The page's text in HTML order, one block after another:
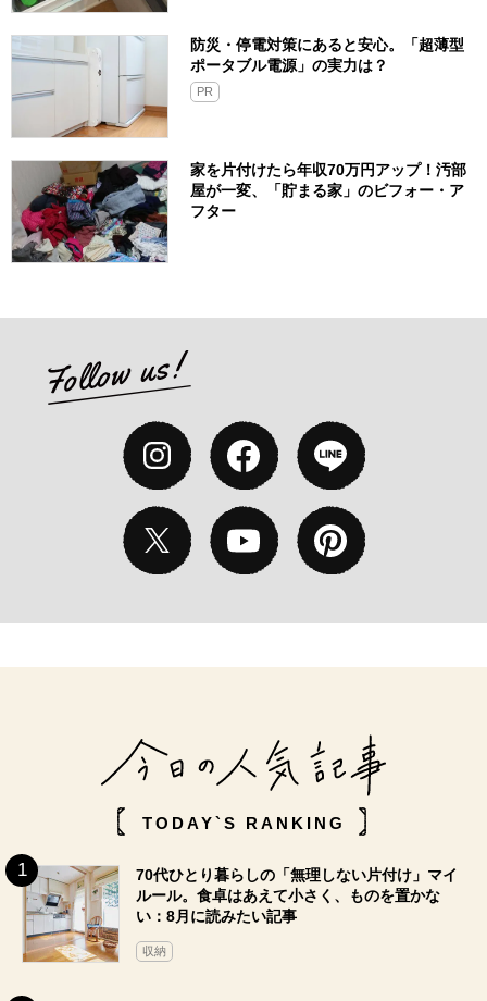
防災・停電対策にあると安心。「超薄型
ポータブル電源」の実力は？​
PR
家を片付けたら年収70万円アップ！汚部
屋が一変、「貯まる家」のビフォー・ア
フター
TODAY`S RANKING
70代ひとり暮らしの「無理しない片付け」マイ
ルール。食卓はあえて小さく、ものを置かな
い：8月に読みたい記事
収納